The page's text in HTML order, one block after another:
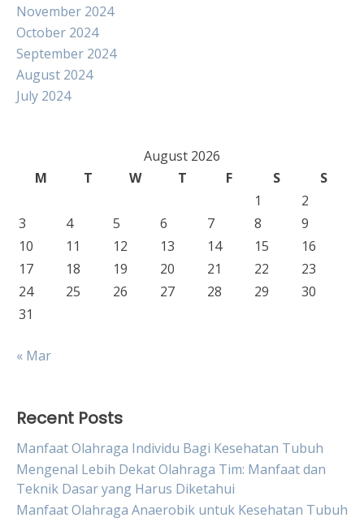
November 2024
October 2024
September 2024
August 2024
July 2024
August 2026
M
T W T F S
S
1
2
3
4 5 6 7 8
9
10
11 12 13 14 15
16
17
18 19 20 21 22
23
24
25 26 27 28 29
30
31
« Mar
Recent Posts
Manfaat Olahraga Individu Bagi Kesehatan Tubuh
Mengenal Lebih Dekat Olahraga Tim: Manfaat dan
Teknik Dasar yang Harus Diketahui
Manfaat Olahraga Anaerobik untuk Kesehatan Tubuh